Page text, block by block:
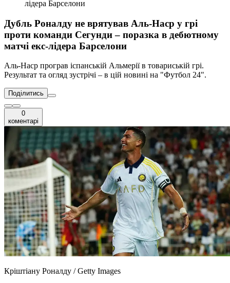
лідера Барселони
Дубль Роналду не врятував Аль-Наср у грі
проти команди Сегунди – поразка в дебютному
матчі екс-лідера Барселони
Аль-Наср програв іспанській Альмерії в товариській грі.
Результат та огляд зустрічі – в цій новині на "Футбол 24".
Поділитись
0
коментарі
Кріштіану Роналду / Getty Images